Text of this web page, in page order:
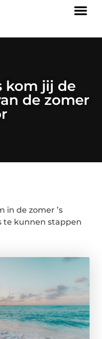
kom jij de
de zomer
in de zomer ’s
te kunnen stappen